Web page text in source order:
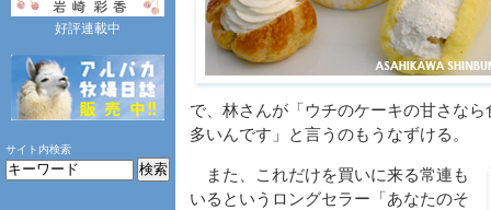
で、林さんが「ウチのケーキの甘さな
多いんです」と言うのもうなずける。
また、これだけを買いに来る常連も
いるというロングセラー「あなたのそ
好評連載中
サイト内検索